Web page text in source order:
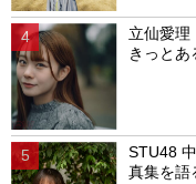
立仙愛理
きっとあ
STU48
真集を語